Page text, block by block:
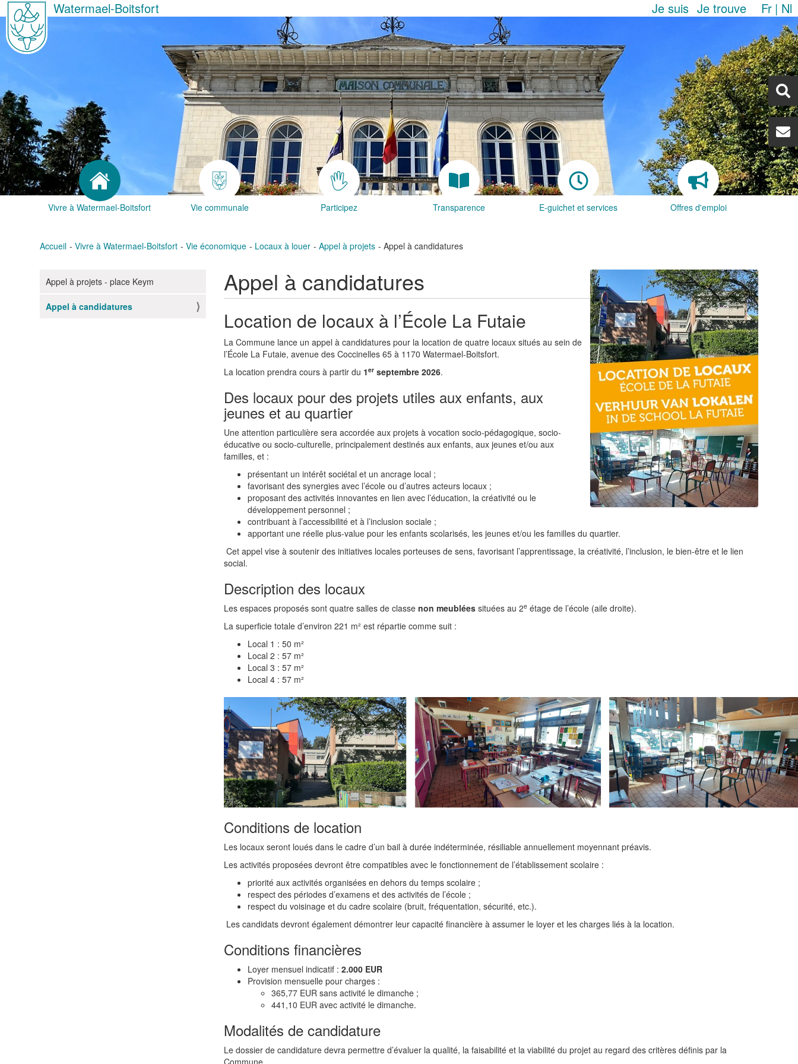
Watermael-Boitsfort Je suis Je trouve Fr Nl
Vivre à Watermael-Boitsfort Vie communale Participez Transparence E-guichet et services Offres d'emploi
Accueil Vivre à Watermael-Boitsfort Vie économique Locaux à louer Appel à projets Appel à candidatures
N
v
Appel à projets - place Keym
Appel à candidatures
Appel à candidatures
Location de locaux à l’École La Futaie
La Commune lance un appel à candidatures pour la location de quatre locaux situés au sein de
l’École La Futaie, avenue des Coccinelles 65 à 1170 Watermael-Boitsfort.
La location prendra cours à partir du 1er septembre 2026.
Des locaux pour des projets utiles aux enfants, aux
jeunes et au quartier
Une attention particulière sera accordée aux projets à vocation socio-pédagogique, socio-
éducative ou socio-culturelle, principalement destinés aux enfants, aux jeunes et/ou aux
familles, et :
présentant un intérêt sociétal et un ancrage local ;
favorisant des synergies avec l’école ou d’autres acteurs locaux ;
proposant des activités innovantes en lien avec l’éducation, la créativité ou le
développement personnel ;
contribuant à l’accessibilité et à l’inclusion sociale ;
apportant une réelle plus-value pour les enfants scolarisés, les jeunes et/ou les familles du quartier.
Cet appel vise à soutenir des initiatives locales porteuses de sens, favorisant l’apprentissage, la créativité, l’inclusion, le bien-être et le lien
social.
Description des locaux
Les espaces proposés sont quatre salles de classenon meublées situées au 2e étage de l’école (aile droite).
La superficie totale d’environ 221 m² est répartie comme suit :
Local 1 : 50 m²
Local 2 : 57 m²
Local 3 : 57 m²
Local 4 : 57 m²
Conditions de location
Les locaux seront loués dans le cadre d’un bail à durée indéterminée, résiliable annuellement moyennant préavis.
Les activités proposées devront être compatibles avec le fonctionnement de l’établissement scolaire :
priorité aux activités organisées en dehors du temps scolaire ;
respect des périodes d’examens et des activités de l’école ;
respect du voisinage et du cadre scolaire (bruit, fréquentation, sécurité, etc.).
Les candidats devront également démontrer leur capacité financière à assumer le loyer et les charges liés à la location.
Conditions financières
Loyer mensuel indicatif :2.000 EUR
Provision mensuelle pour charges :
365,77 EUR sans activité le dimanche ;
441,10 EUR avec activité le dimanche.
Modalités de candidature
Le dossier de candidature devra permettre d’évaluer la qualité, la faisabilité et la viabilité du projet au regard des critères définis par la